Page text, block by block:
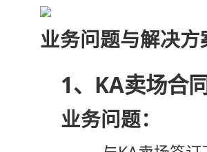
业务问题与解决方
1、KA卖场合
业务问题：